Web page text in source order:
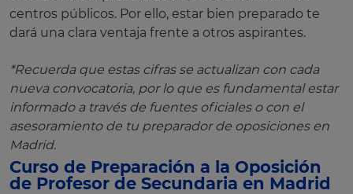
centros públicos. Por ello, estar bien preparado te
dará una clara ventaja frente a otros aspirantes.
*Recuerda que estas cifras se actualizan con cada
nueva convocatoria, por lo que es fundamental estar
informado a través de fuentes oficiales o con el
asesoramiento de tu preparador de oposiciones en
Madrid.
Curso de Preparación a la Oposición
de Profesor de Secundaria en Madrid